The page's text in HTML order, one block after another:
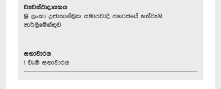
ව්‍යවස්ථාදායකය
ශ්‍රී ලංකා ප්‍රජාතාන්ත්‍රික සමාජවාදී ජනරජයේ හත්වැනි
පාර්ලිමේන්තුව
සභාවාරය
1 වැනි සභාවාරය